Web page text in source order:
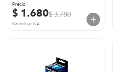
Precio
$ 1.680$ 3.780
No incluye IVA